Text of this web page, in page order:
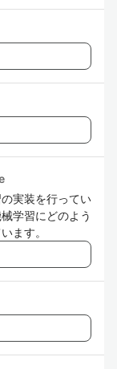
実装を行ってい
学習にどのよう
ます。